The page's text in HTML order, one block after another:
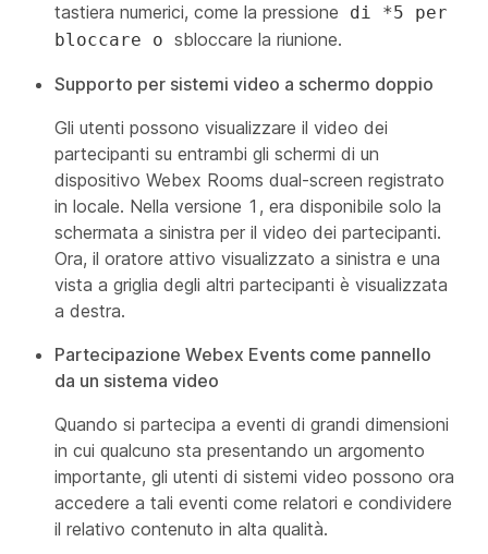
tastiera numerici, come la pressione
di *5 per
bloccare o sbloccare la riunione.
Supporto per sistemi video a schermo doppio
Gli utenti possono visualizzare il video dei
partecipanti su entrambi gli schermi di un
dispositivo Webex Rooms dual-screen registrato
in locale. Nella versione 1, era disponibile solo la
schermata a sinistra per il video dei partecipanti.
Ora, il oratore attivo visualizzato a sinistra e una
vista a griglia degli altri partecipanti è visualizzata
a destra.
Partecipazione Webex Events come pannello
da un sistema video
Quando si partecipa a eventi di grandi dimensioni
in cui qualcuno sta presentando un argomento
importante, gli utenti di sistemi video possono ora
accedere a tali eventi come relatori e condividere
il relativo contenuto in alta qualità.